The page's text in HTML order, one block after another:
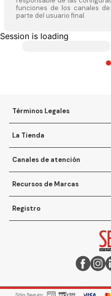
funciones de los canales
parte del usuario final.
Session is loading
Términos Legales
La Tienda
Canales de atención
Recursos de Marcas
Registro